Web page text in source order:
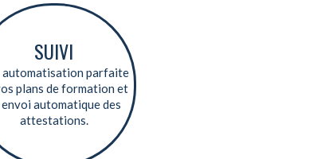
SUIVI
automatisation parfaite
plans de formation et
envoi automatique des
attestations.